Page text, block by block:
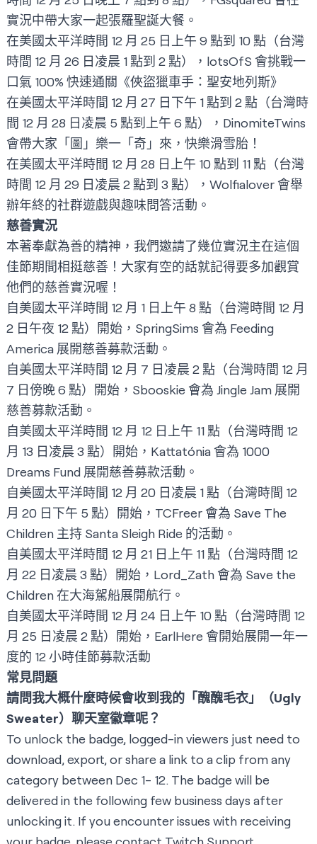
實況中帶大家一起張羅聖誕大餐。
在美國太平洋時間 12 月 25 日上午 9 點到 10 點（台灣
時間 12 月 26 日凌晨 1 點到 2 點）， lotsOfS 會挑戰一
口氣 100% 快速通關《俠盜獵車手：聖安地列斯》
在美國太平洋時間 12 月 27 日下午 1 點到 2 點（台灣時
間 12 月 28 日凌晨 5 點到上午 6 點）， DinomiteTwins
會帶大家「圖」樂一「奇」來，快樂滑雪胎！
在美國太平洋時間 12 月 28 日上午 10 點到 11 點（台灣
時間 12 月 29 日凌晨 2 點到 3 點）， Wolfialover 會舉
辦年終的社群遊戲與趣味問答活動。
慈善實況
本著奉獻為善的精神，我們邀請了幾位實況主在這個
佳節期間相挺慈善！大家有空的話就記得要多加觀賞
他們的慈善實況喔！
自美國太平洋時間 12 月 1 日上午 8 點（台灣時間 12 月
2 日午夜 12 點）開始， SpringSims 會為 Feeding
America 展開慈善募款活動。
自美國太平洋時間 12 月 7 日凌晨 2 點（台灣時間 12 月
7 日傍晚 6 點）開始， Sbooskie 會為 Jingle Jam 展開
慈善募款活動。
自美國太平洋時間 12 月 12 日上午 11 點（台灣時間 12
月 13 日凌晨 3 點）開始， Kattatónia 會為 1000
Dreams Fund 展開慈善募款活動。
自美國太平洋時間 12 月 20 日凌晨 1 點（台灣時間 12
月 20 日下午 5 點）開始， TCFreer 會為 Save The
Children 主持 Santa Sleigh Ride 的活動。
自美國太平洋時間 12 月 21 日上午 11 點（台灣時間 12
月 22 日凌晨 3 點）開始， Lord_Zath 會為 Save the
Children 在大海駕船展開航行。
自美國太平洋時間 12 月 24 日上午 10 點（台灣時間 12
月 25 日凌晨 2 點）開始， EarlHere 會開始展開一年一
度的 12 小時佳節募款活動
常見問題
請問我大概什麼時候會收到我的「醜醜毛衣」（Ugly
Sweater）聊天室徽章呢？
To unlock the badge, logged-in viewers just need to
download, export, or share a link to a clip from any
category between Dec 1- 12. The badge will be
delivered in the following few business days after
unlocking it. If you encounter issues with receiving